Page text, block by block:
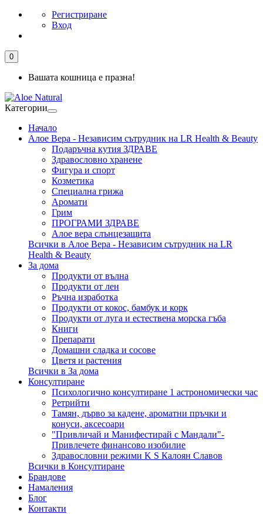
Регистриране
Вход
0
Вашата кошница е празна!
Категории
Начало
Алое Вера - Независим сътрудник на LR Health & Beauty
Подаръчна кутия ЗДРАВЕ
Здравословно хранене
Фигура и спорт
Козметика
Специална грижа
Аромати
Грим
ПРОГРАМИ ЗДРАВЕ
Алое вера слънцезащита
Всички в Алое Вера - Независим сътрудник на LR
Health & Beauty
За дома
Продукти от вълна
Продукти от лен
Ръчна изработка
Продукти от кокос, бамбук и корк
Продукти от луга и естествена морска гъба
Книги
Препарати
Домашни сладка и сосове
Цветя и растения
Всички в За дома
Консултиране
Психологично консултиране 1 астрономически час
Ретрийти
Тамян, дърво за кадене, ароматни пръчки и
конуси, аксесоари
"Привличай и Манифестирай с Мандали"-
Привлечете финансово изобилие
Здравословни режими K S Калоян Славов
Всички в Консултиране
Брандове
Намаления
Блог
Контакти